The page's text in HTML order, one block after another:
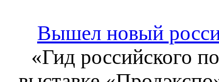
Вышел новый
«Гид российского